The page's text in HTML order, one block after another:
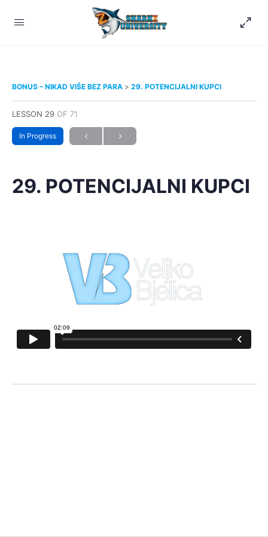
BONUS – NIKAD VIŠE BEZ PARA 29. POTENCIJALNI KUPCI
LESSON 29 OF 71
In Progress
29. POTENCIJALNI KUPCI